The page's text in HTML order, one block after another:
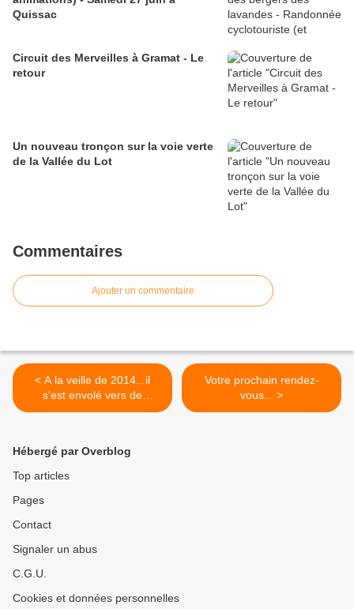
Quissac
Circuit des Merveilles à Gramat - Le
retour
Un nouveau tronçon sur la voie verte
de la Vallée du Lot
Commentaires
Ajouter un commentaire
< A la veille de 2014...il
s'est envolé vers de
nouveaux horizons...
Votre prochain rendez-
vous... >
Hébergé par Overblog
Top articles
Pages
Contact
Signaler un abus
C.G.U.
Cookies et données personnelles